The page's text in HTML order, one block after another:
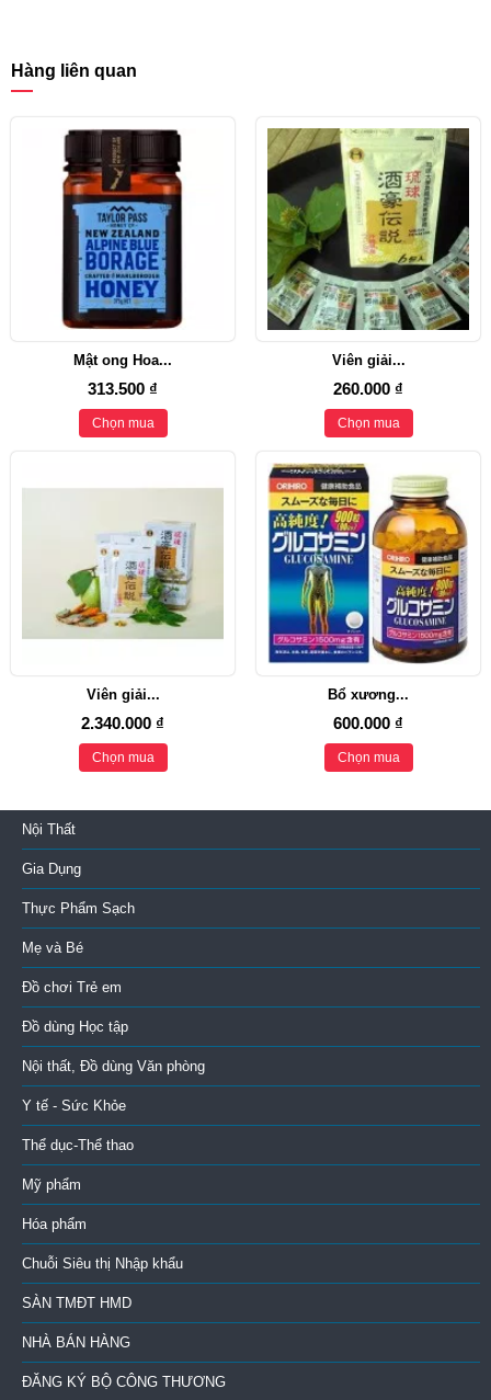
Hàng liên quan
Mật ong Hoa...
313.500 ₫
Chọn mua
Viên giải...
260.000 ₫
Chọn mua
Viên giải...
2.340.000 ₫
Chọn mua
Bổ xương...
600.000 ₫
Chọn mua
Nội Thất
Gia Dụng
Thực Phẩm Sạch
Mẹ và Bé
Đồ chơi Trẻ em
Đồ dùng Học tập
Nội thất, Đồ dùng Văn phòng
Y tế - Sức Khỏe
Thể dục-Thể thao
Mỹ phẩm
Hóa phẩm
Chuỗi Siêu thị Nhập khẩu
SÀN TMĐT HMD
NHÀ BÁN HÀNG
ĐĂNG KÝ BỘ CÔNG THƯƠNG